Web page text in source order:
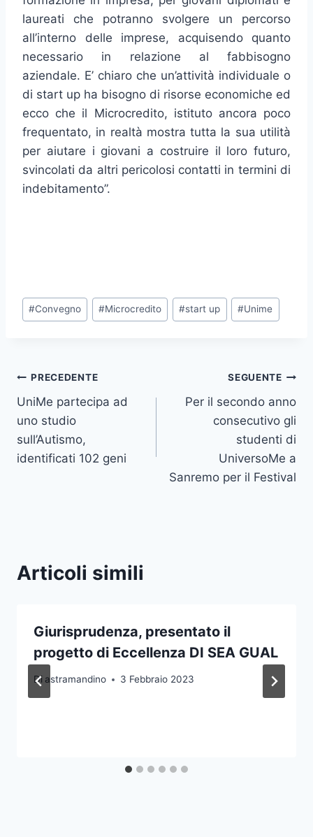
laureati che potranno svolgere un percorso
all’interno delle imprese, acquisendo quanto
necessario in relazione al fabbisogno
aziendale. E’ chiaro che un’attività individuale o
di start up ha bisogno di risorse economiche ed
ecco che il Microcredito, istituto ancora poco
frequentato, in realtà mostra tutta la sua utilità
per aiutare i giovani a costruire il loro futuro,
svincolati da altri pericolosi contatti in termini di
indebitamento”.
Tag
articolo:
#Convegno #Microcredito #start up #Unime
Navigazione
articoli
PRECEDENTE
UniMe partecipa ad
uno studio
sull’Autismo,
identificati 102 geni
SEGUENTE
Per il secondo anno
consecutivo gli
studenti di
UniversoMe a
Sanremo per il Festival
Articoli simili
Giurisprudenza, presentato il
progetto di Eccellenza DI SEA GUAL
Di astramandino 3 Febbraio 2023